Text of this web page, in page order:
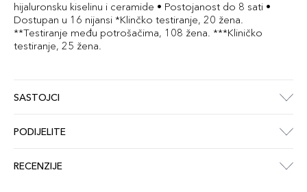
hijaluronsku kiselinu i ceramide • Postojanost do 8 sati •
Dostupan u 16 nijansi *Klinčko testiranje, 20 žena.
**Testiranje među potrošačima, 108 žena. ***Kliničko
testiranje, 25 žena.
SASTOJCI
PODIJELITE
RECENZIJE